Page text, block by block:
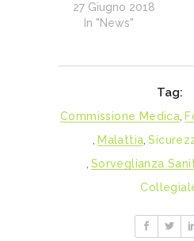
27 Giugno 2018
In "News"
Tag:
Commissione Medica,
, Malattia,
, Sorveglianza